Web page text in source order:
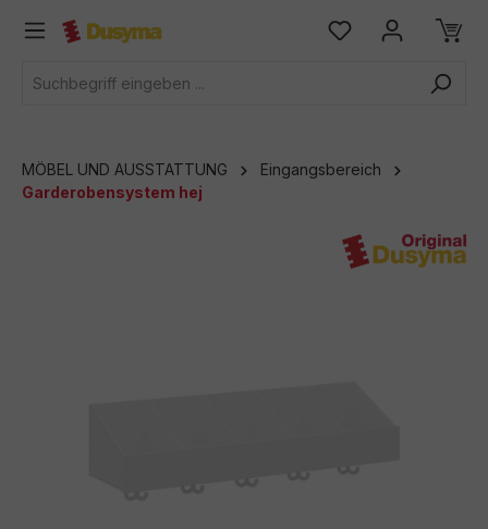
springen
MÖBEL UND AUSSTATTUNG
Eingangsbereich
Garderobensystem hej